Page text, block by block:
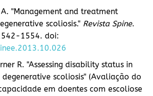
A. "Management and treatment
scoliosis." Revista Spine.
1554. doi:
R. "Assessing disability status in
scoliosis" (Avaliação do
em doentes com escoliose